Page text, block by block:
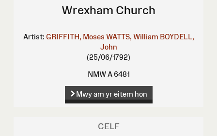
Wrexham Church
Artist: GRIFFITH, Moses WATTS, William BOYDELL,
John
(25/06/1792)
NMW A 6481
Mwy am yr eitem hon
CELF